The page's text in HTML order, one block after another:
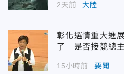
2天前 大陸
彰化選情重大進
了 是否接競總
15小時前 要聞